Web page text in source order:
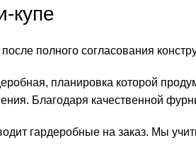
купе
полного согласования
планировка которой
Благодаря качественной
гардеробные на заказ. Мы